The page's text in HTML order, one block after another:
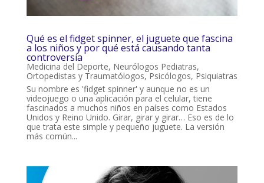
Qué es el fidget spinner, el juguete que fascina
a los niños y por qué está causando tanta
controversia
Medicina del Deporte, Neurólogos Pediatras,
Ortopedistas y Traumatólogos,Psicólogos, Psiquiatras
Su nombre es 'fidget spinner' y aunque no es un
videojuego o una aplicación para el celular, tiene
fascinados a muchos niños en países como Estados
Unidos y Reino Unido. Girar, girar y girar… Eso es de lo
que trata este simple y pequeño juguete. La versión
más común...